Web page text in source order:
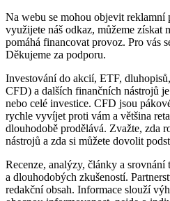
Na webu se mohou objevit
využijete náš odkaz, můžeme získat
pomáhá financovat provoz. Pro vás
Děkujeme za podporu.
Investování do akcií, ETF,
CFD) a dalších finančních nástrojů
nebo celé investice. CFD jsou
rychle vyvíjet proti vám a většina
dlouhodobě prodělává. Zvažte, zda
nástrojů a zda si můžete dovolit
Recenze, analýzy, články a
a dlouhodobých zkušeností.
redakční obsah. Informace slouží